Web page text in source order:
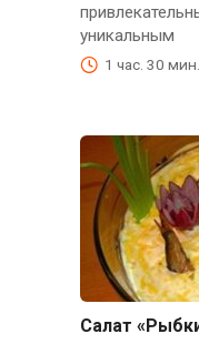
уникальным
1 час. 30 мин.
Салат